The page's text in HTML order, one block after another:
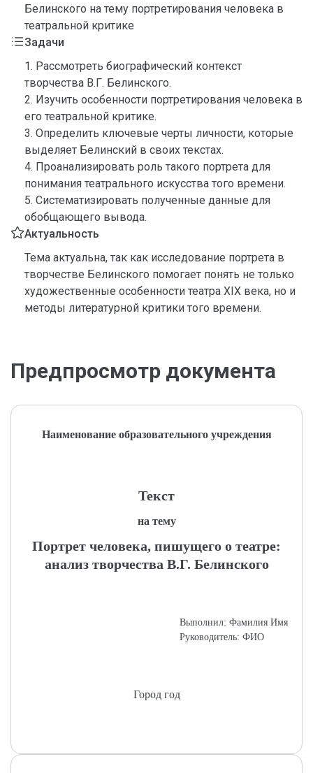
Белинского на тему портретирования человека в
театральной критике
Задачи
1. Рассмотреть биографический контекст
творчества В.Г. Белинского.
2. Изучить особенности портретирования человека в
его театральной критике.
3. Определить ключевые черты личности, которые
выделяет Белинский в своих текстах.
4. Проанализировать роль такого портрета для
понимания театрального искусства того времени.
5. Систематизировать полученные данные для
обобщающего вывода.
Актуальность
Тема актуальна, так как исследование портрета в
творчестве Белинского помогает понять не только
художественные особенности театра XIX века, но и
методы литературной критики того времени.
Предпросмотр документа
Наименование образовательного учреждения
Текст
на тему
Портрет человека, пишущего о театре:
анализ творчества В.Г. Белинского
Выполнил: Фамилия Имя
Руководитель: ФИО
Город год